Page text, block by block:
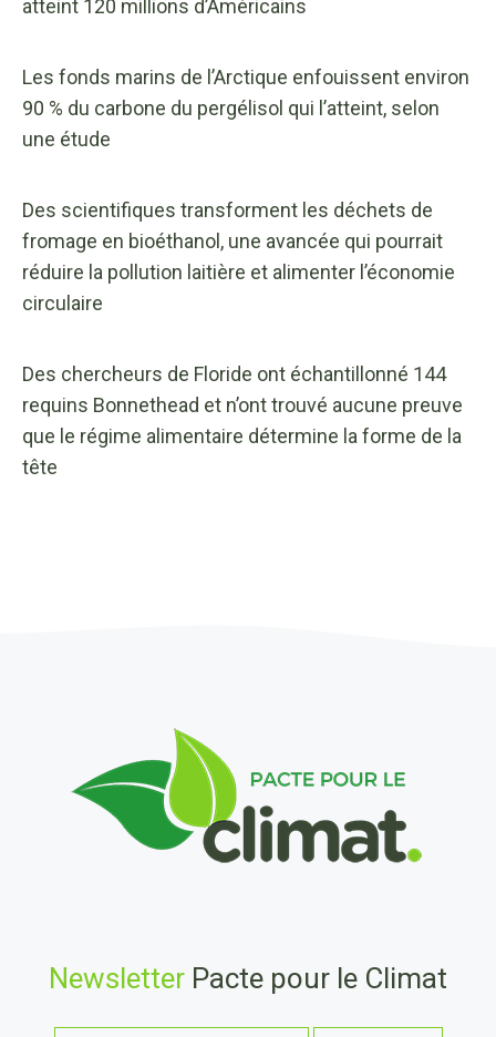
atteint 120 millions d’Américains
Les fonds marins de l’Arctique enfouissent environ
90 % du carbone du pergélisol qui l’atteint, selon
une étude
Des scientifiques transforment les déchets de
fromage en bioéthanol, une avancée qui pourrait
réduire la pollution laitière et alimenter l’économie
circulaire
Des chercheurs de Floride ont échantillonné 144
requins Bonnethead et n’ont trouvé aucune preuve
que le régime alimentaire détermine la forme de la
tête
Newsletter Pacte pour le Climat